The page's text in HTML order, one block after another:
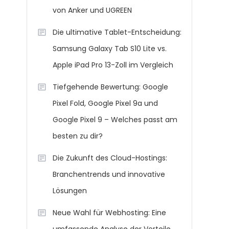
von Anker und UGREEN
Die ultimative Tablet-Entscheidung:
Samsung Galaxy Tab S10 Lite vs.
Apple iPad Pro 13-Zoll im Vergleich
Tiefgehende Bewertung: Google
Pixel Fold, Google Pixel 9a und
Google Pixel 9 – Welches passt am
besten zu dir?
Die Zukunft des Cloud-Hostings:
Branchentrends und innovative
Lösungen
Neue Wahl für Webhosting: Eine